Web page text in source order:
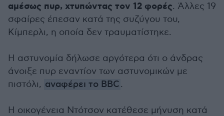
αμέσως πυρ, χτυπώντας τον 12 φορές. Άλλες 19
σφαίρες έπεσαν κατά της συζύγου του,
Κίμπερλι, η οποία δεν τραυματίστηκε.
Η αστυνομία δήλωσε αργότερα ότι ο άνδρας
άνοιξε πυρ εναντίον των αστυνομικών με
πιστόλι, αναφέρει το BBC.
Η οικογένεια Ντότσον κατέθεσε μήνυση κατά